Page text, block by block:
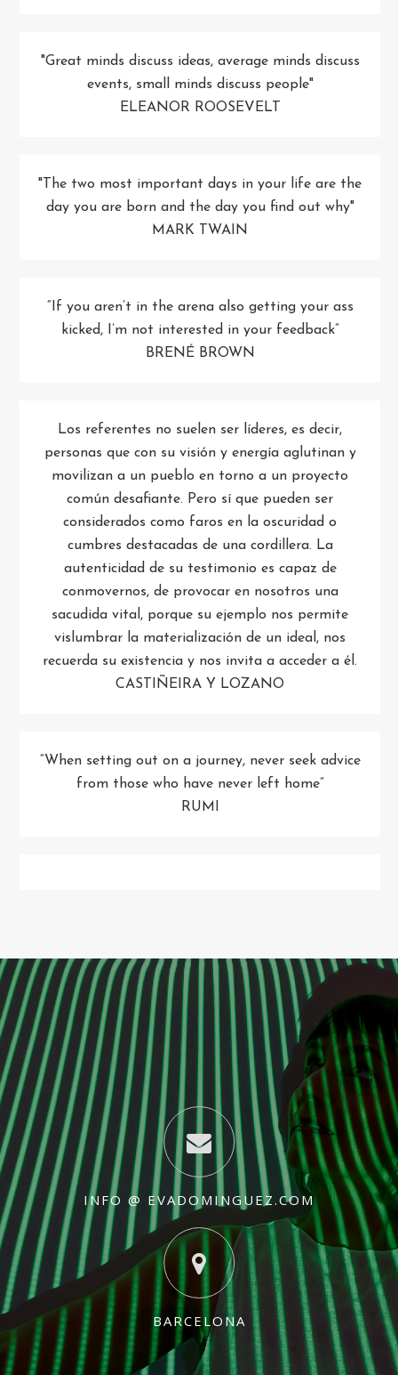
"Great minds discuss ideas, average minds discuss
events, small minds discuss people"
ELEANOR ROOSEVELT
"The two most important days in your life are the
day you are born and the day you find out why"
MARK TWAIN
“If you aren’t in the arena also getting your ass
kicked, I’m not interested in your feedback”
BRENÉ BROWN
Los referentes no suelen ser líderes, es decir,
personas que con su visión y energía aglutinan y
movilizan a un pueblo en torno a un proyecto
común desafiante. Pero sí que pueden ser
considerados como faros en la oscuridad o
cumbres destacadas de una cordillera. La
autenticidad de su testimonio es capaz de
conmovernos, de provocar en nosotros una
sacudida vital, porque su ejemplo nos permite
vislumbrar la materialización de un ideal, nos
recuerda su existencia y nos invita a acceder a él.
CASTIÑEIRA Y LOZANO
“When setting out on a journey, never seek advice
from those who have never left home”
RUMI
INFO @ EVADOMINGUEZ.COM
BARCELONA